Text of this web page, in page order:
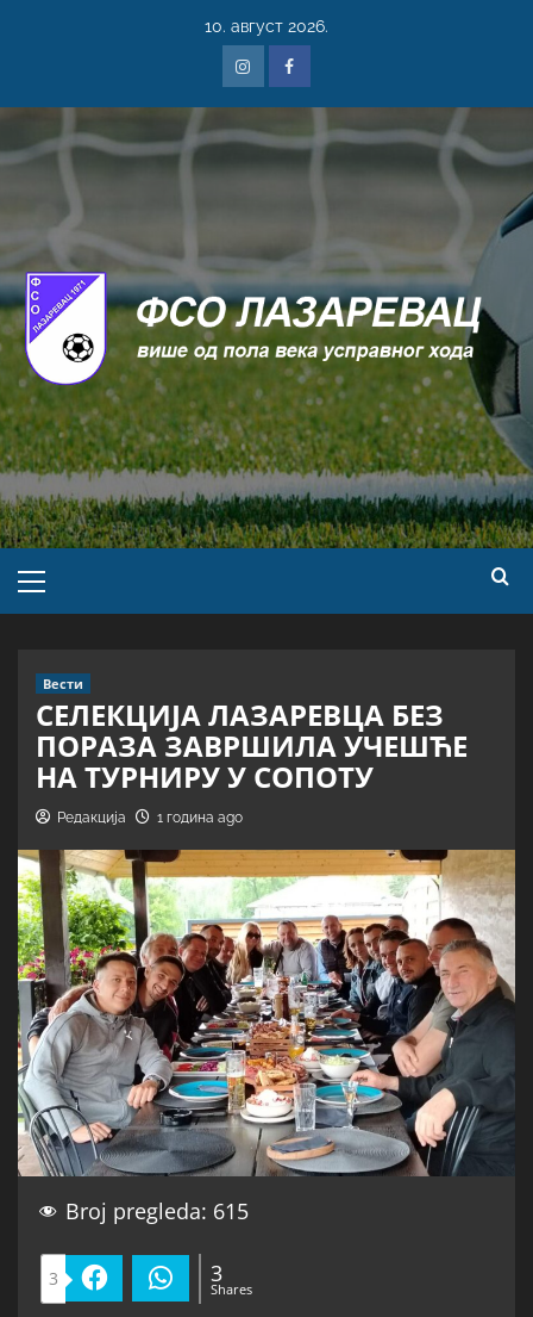
10. август 2026.
Вести
СЕЛЕКЦИЈА ЛАЗАРЕВЦА БЕЗ
ПОРАЗА ЗАВРШИЛА УЧЕШЋЕ
НА ТУРНИРУ У СОПОТУ
Редакција 1 година ago
Broj pregleda: 615
3 Facebook WhatsApp
Shares
3